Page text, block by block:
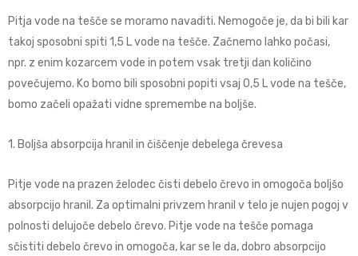
Pitja vode na tešče se moramo navaditi. Nemogoče je, da bi bili kar
takoj sposobni spiti 1,5 L vode na tešče. Začnemo lahko počasi,
npr. z enim kozarcem vode in potem vsak tretji dan količino
povečujemo. Ko bomo bili sposobni popiti vsaj 0,5 L vode na tešče,
bomo začeli opažati vidne spremembe na boljše.
1. Boljša absorpcija hranil in čiščenje debelega črevesa
Pitje vode na prazen želodec čisti debelo črevo in omogoča boljšo
absorpcijo hranil. Za optimalni privzem hranil v telo je nujen pogoj v
polnosti delujoče debelo črevo. Pitje vode na tešče pomaga
sčistiti debelo črevo in omogoča, kar se le da, dobro absorpcijo